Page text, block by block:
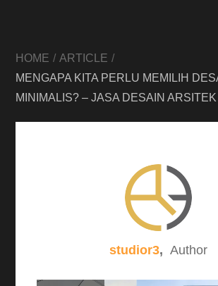
HOME
ARTICLE
MENGAPA KITA PERLU MEMILIH
MINIMALIS? – JASA DESAIN
studior3, Author